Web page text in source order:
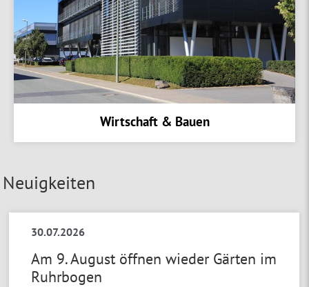
Wirtschaft & Bauen
Neuigkeiten
30.07.2026
Am 9. August öffnen wieder Gärten im
Ruhrbogen